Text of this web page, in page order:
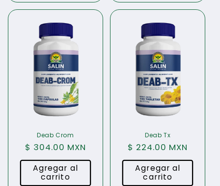
Deab Crom
Precio
habitual
$ 304.00 MXN
Agregar al
carrito
Deab Tx
Precio
habitual
$ 224.00 MXN
Agregar al
carrito